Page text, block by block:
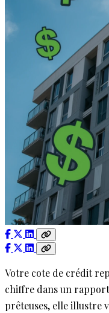
Votre cote de crédit
chiffre dans un
prêteuses, elle illustre